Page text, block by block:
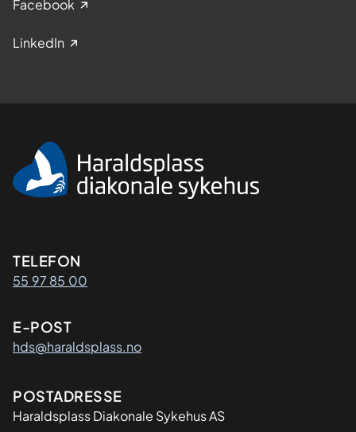
Facebook
LinkedIn
Kontaktinformasjon
TELEFON
55 97 85 00
E-POST
hds@haraldsplass.no
Adresse
POSTADRESSE
Haraldsplass Diakonale Sykehus AS